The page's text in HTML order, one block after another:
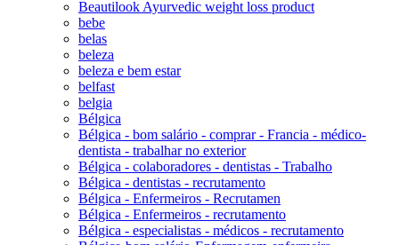
Beautilook Ayurvedic weight loss product
bebe
belas
beleza
beleza e bem estar
belfast
belgia
Bélgica
Bélgica - bom salário - comprar - Francia - médico-
dentista - trabalhar no exterior
Bélgica - colaboradores - dentistas - Trabalho
Bélgica - dentistas - recrutamento
Bélgica - Enfermeiros - Recrutamen
Bélgica - Enfermeiros - recrutamento
Bélgica - especialistas - médicos - recrutamento